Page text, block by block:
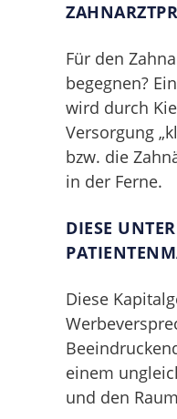
Für den
begegnen?
wird durch
Versorgung
bzw. die
in der Ferne.
DIESE
Diese
einem
und den